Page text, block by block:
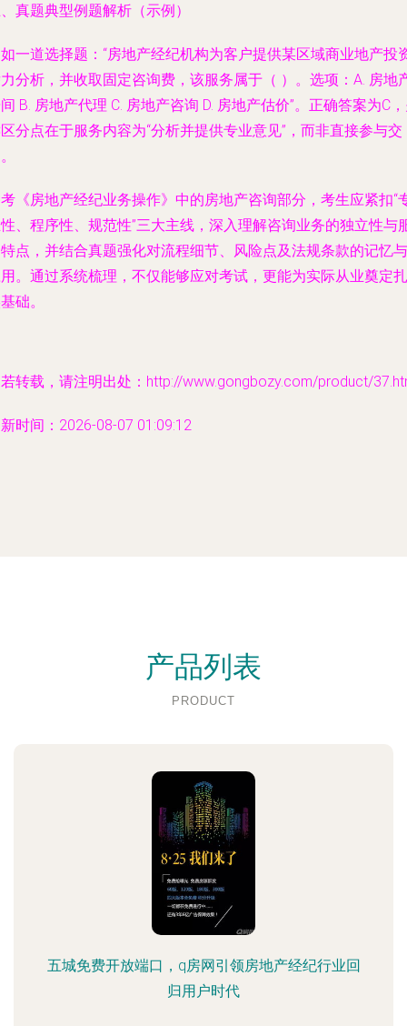
真题典型例题解析（示例）
一道选择题：“房地产经纪机构为客户提供某区域商业地产投
分析，并收取固定咨询费，该服务属于（ ）。选项：A. 房地
B. 房地产代理 C. 房地产咨询 D. 房地产估价”。正确答案为C
分点在于服务内容为“分析并提供专业意见”，而非直接参与交
《房地产经纪业务操作》中的房地产咨询部分，考生应紧扣“
、程序性、规范性”三大主线，深入理解咨询业务的独立性与
点，并结合真题强化对流程细节、风险点及法规条款的记忆与
。通过系统梳理，不仅能够应对考试，更能为实际从业奠定扎
础。
转载，请注明出处：http://www.gongbozy.com/product/
时间：2026-08-07 01:09:12
产品列表
PRODUCT
五城免费开放端口，q房网引领房地产经纪行业回
归用户时代